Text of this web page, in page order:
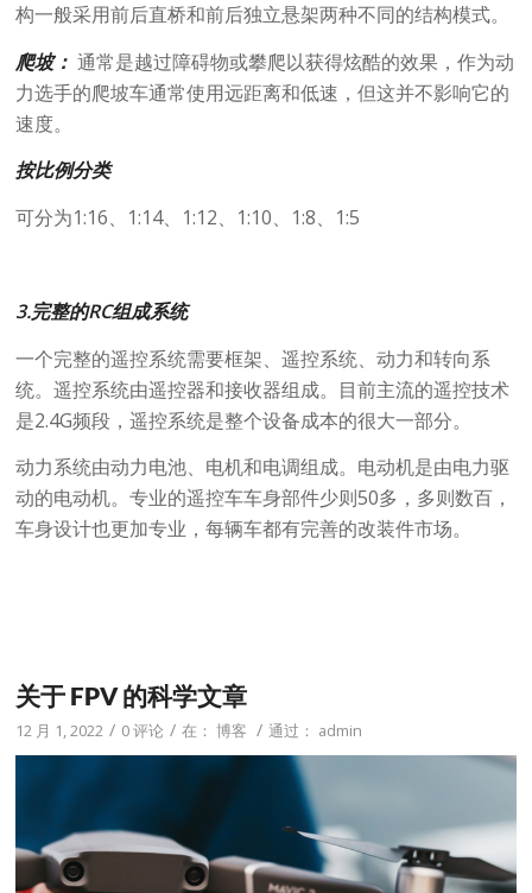
构一般采用前后直桥和前后独立悬架两种不同的结构模式。
爬坡：通常是越过障碍物或攀爬以获得炫酷的效果，作为动
力选手的爬坡车通常使用远距离和低速，但这并不影响它的
速度。
按比例分类
可分为1:16、1:14、1:12、1:10、1:8、1:5
3.完整的RC组成系统
一个完整的遥控系统需要框架、遥控系统、动力和转向系
统。遥控系统由遥控器和接收器组成。目前主流的遥控技术
是2.4G频段，遥控系统是整个设备成本的很大一部分。
动力系统由动力电池、电机和电调组成。电动机是由电力驱
动的电动机。专业的遥控车车身部件少则50多，多则数百，
车身设计也更加专业，每辆车都有完善的改装件市场。
关于 FPV 的科学文章
12 月 1, 2022 / 0 评论 / 在：博客 / 通过： admin